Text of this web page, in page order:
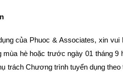
của Phuoc & Associates, xin
hè hoặc trước ngày 01 tháng 9
trách Chương trình tuyển dụng